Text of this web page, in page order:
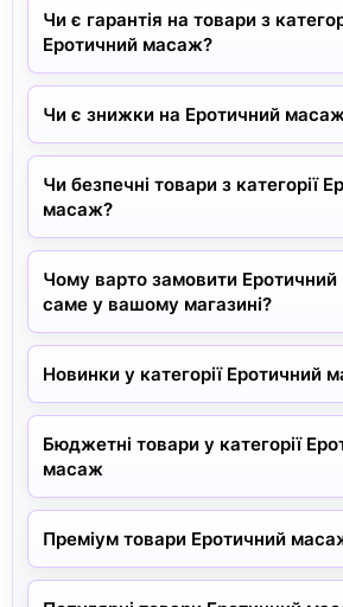
Чи є гарантія на товари з
Еротичний масаж?
Чи є знижки на Еротичний
Чи безпечні товари з категорії
масаж?
Чому варто замовити
саме у вашому магазині?
Новинки у категорії Еротичний
Бюджетні товари у категорії
масаж
Преміум товари Еротичний